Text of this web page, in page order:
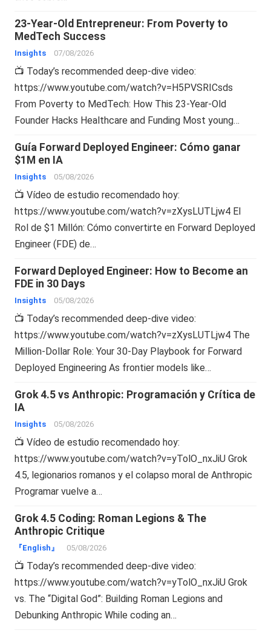
23-Year-Old Entrepreneur: From Poverty to
MedTech Success
Insights 07/08/2026
📺 Today’s recommended deep-dive video:
https://www.youtube.com/watch?v=H5PVSRICsds
From Poverty to MedTech: How This 23-Year-Old
Founder Hacks Healthcare and Funding Most young…
Guía Forward Deployed Engineer: Cómo ganar
$1M en IA
Insights 05/08/2026
📺 Vídeo de estudio recomendado hoy:
https://www.youtube.com/watch?v=zXysLUTLjw4 El
Rol de $1 Millón: Cómo convertirte en Forward Deployed
Engineer (FDE) de…
Forward Deployed Engineer: How to Become an
FDE in 30 Days
Insights 05/08/2026
📺 Today’s recommended deep-dive video:
https://www.youtube.com/watch?v=zXysLUTLjw4 The
Million-Dollar Role: Your 30-Day Playbook for Forward
Deployed Engineering As frontier models like…
Grok 4.5 vs Anthropic: Programación y Crítica de
IA
Insights 05/08/2026
📺 Vídeo de estudio recomendado hoy:
https://www.youtube.com/watch?v=yTolO_nxJiU Grok
4.5, legionarios romanos y el colapso moral de Anthropic
Programar vuelve a…
Grok 4.5 Coding: Roman Legions & The
Anthropic Critique
『English』 05/08/2026
📺 Today’s recommended deep-dive video:
https://www.youtube.com/watch?v=yTolO_nxJiU Grok
vs. The “Digital God”: Building Roman Legions and
Debunking Anthropic While coding an…